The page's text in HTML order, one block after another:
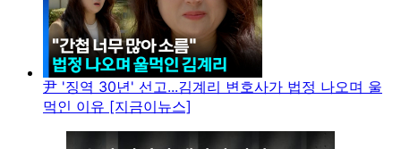
尹 '징역 30년' 선고...김계리 변호사가 법정 나오며 울
먹인 이유 [지금이뉴스]